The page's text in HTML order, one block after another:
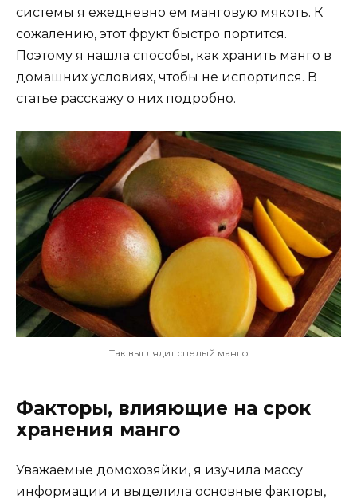
системы я ежедневно ем манговую мякоть. К
сожалению, этот фрукт быстро портится.
Поэтому я нашла способы, как хранить манго в
домашних условиях, чтобы не испортился. В
статье расскажу о них подробно.
Так выглядит спелый манго
Факторы, влияющие на срок
хранения манго
Уважаемые домохозяйки, я изучила массу
информации и выделила основные факторы,